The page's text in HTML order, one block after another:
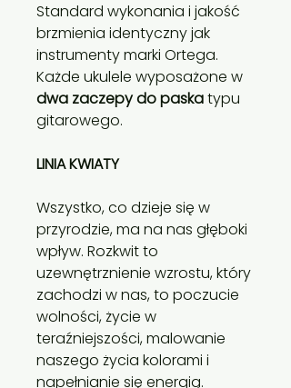
Standard wykonania i jakość
brzmienia identyczny jak
instrumenty marki Ortega.
Każde ukulele wyposażone w
dwa zaczepy do paskatypu
gitarowego.
LINIA KWIATY
Wszystko, co dzieje się w
przyrodzie, ma na nas głęboki
wpływ. Rozkwit to
uzewnętrznienie wzrostu, który
zachodzi w nas, to poczucie
wolności, życie w
teraźniejszości, malowanie
naszego życia kolorami i
napełnianie się energią.